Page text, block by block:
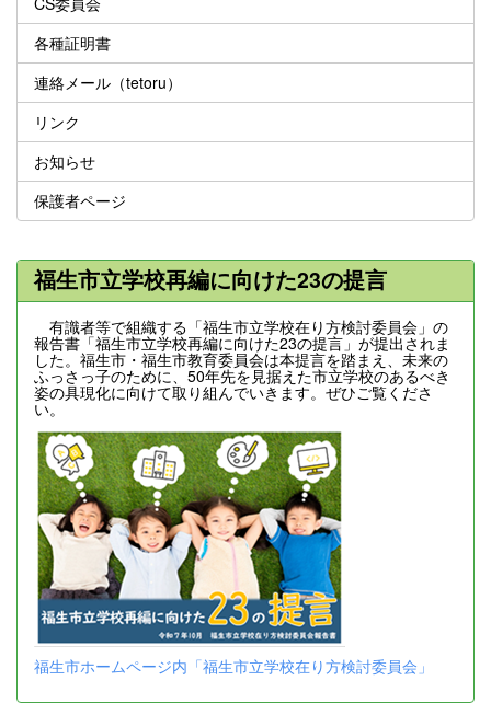
各種証明書
連絡メール（tetoru）
リンク
お知らせ
保護者ページ
福生市立学校再編に向けた23の提言
有識者等で組織する「福生市立学校在り方検討委員会」の
報告書「福生市立学校再編に向けた23の提言」が提出されま
した。福生市・福生市教育委員会は本提言を踏まえ、未来の
ふっさっ子のために、50年先を見据えた市立学校のあるべき
姿の具現化に向けて取り組んでいきます。ぜひご覧くださ
い。
福生市ホームページ内「福生市立学校在り方検討委員会」